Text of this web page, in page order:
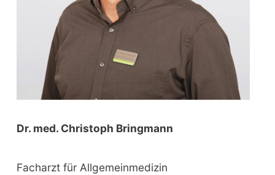
Dr. med. Christoph Bringmann
Facharzt für Allgemeinmedizin